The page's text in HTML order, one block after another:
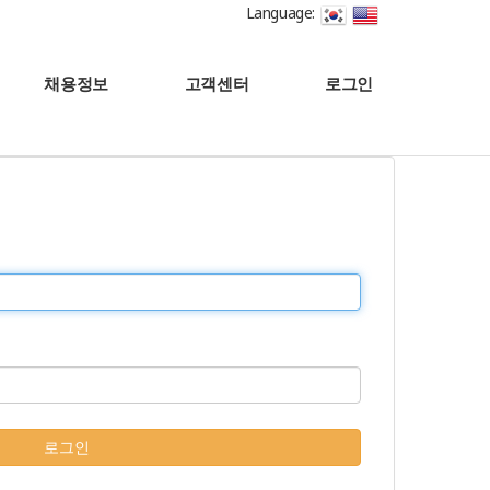
Language:
채용정보 고객센터 로그인
로그인